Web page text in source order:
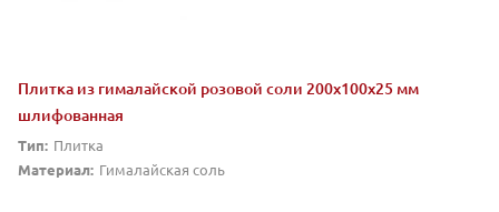
Плитка из гималайской розовой соли 200x100x25 мм
шлифованная
Тип: Плитка
Материал: Гималайская соль